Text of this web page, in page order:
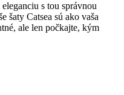
s tou správnou
šaty Catsea sú ako vaša
ale len počkajte, kým